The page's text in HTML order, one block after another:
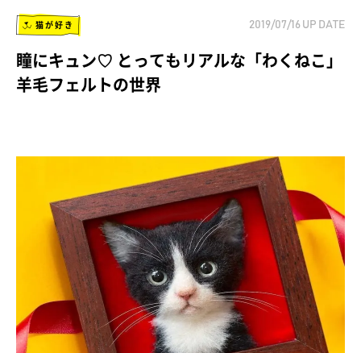
猫が好き 2019/07/16 UP DATE
瞳にキュン♡ とってもリアルな「わくねこ」
羊毛フェルトの世界